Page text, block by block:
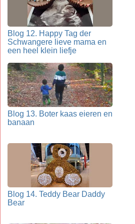
Blog 12. Happy Tag der
Schwangere lieve mama en
een heel klein liefje
Blog 13. Boter kaas eieren en
banaan
Blog 14. Teddy Bear Daddy
Bear